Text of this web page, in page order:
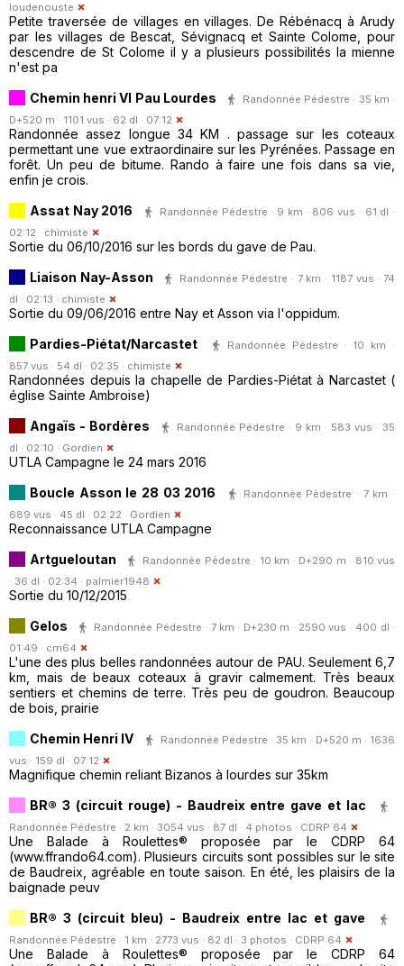
loudenouste
Petite traversée de villages en villages. De Rébénacq à Arudy
par les villages de Bescat, Sévignacq et Sainte Colome, pour
descendre de St Colome il y a plusieurs possibilités la mienne
n'est pa
Chemin henri VI Pau Lourdes
Randonnée Pédestre · 35 km ·
D+520 m · 1101 vus · 62 dl · 07:12
Randonnée assez longue 34 KM . passage sur les coteaux
permettant une vue extraordinaire sur les Pyrénées. Passage en
forêt. Un peu de bitume. Rando à faire une fois dans sa vie,
enfin je crois.
Assat Nay 2016
Randonnée Pédestre · 9 km · 806 vus · 61 dl ·
02:12 · chimiste
Sortie du 06/10/2016 sur les bords du gave de Pau.
Liaison Nay-Asson
Randonnée Pédestre · 7 km · 1187 vus · 74
dl · 02:13 · chimiste
Sortie du 09/06/2016 entre Nay et Asson via l'oppidum.
Pardies-Piétat/Narcastet
Randonnée Pédestre · 10 km ·
857 vus · 54 dl · 02:35 · chimiste
Randonnées depuis la chapelle de Pardies-Piétat à Narcastet (
église Sainte Ambroise)
Angaïs - Bordères
Randonnée Pédestre · 9 km · 583 vus · 35
dl · 02:10 · Gordien
UTLA Campagne le 24 mars 2016
Boucle Asson le 28 03 2016
Randonnée Pédestre · 7 km ·
689 vus · 45 dl · 02:22 · Gordien
Reconnaissance UTLA Campagne
Artgueloutan
Randonnée Pédestre · 10 km · D+290 m · 810 vus
· 36 dl · 02:34 · palmier1948
Sortie du 10/12/2015
Gelos
Randonnée Pédestre · 7 km · D+230 m · 2590 vus · 400 dl ·
01:49 · cm64
L'une des plus belles randonnées autour de PAU. Seulement 6,7
km, mais de beaux coteaux à gravir calmement. Très beaux
sentiers et chemins de terre. Très peu de goudron. Beaucoup
de bois, prairie
Chemin Henri IV
Randonnée Pédestre · 35 km · D+520 m · 1636
vus · 159 dl · 07:12
Magnifique chemin reliant Bizanos à lourdes sur 35km
BR® 3 (circuit rouge) - Baudreix entre gave et lac
Randonnée Pédestre · 2 km · 3054 vus · 87 dl · 4 photos · CDRP 64
Une Balade à Roulettes® proposée par le CDRP 64
(www.ffrando64.com). Plusieurs circuits sont possibles sur le site
de Baudreix, agréable en toute saison. En été, les plaisirs de la
baignade peuv
BR® 3 (circuit bleu) - Baudreix entre lac et gave
Randonnée Pédestre · 1 km · 2773 vus · 82 dl · 3 photos · CDRP 64
Une Balade à Roulettes® proposée par le CDRP 64